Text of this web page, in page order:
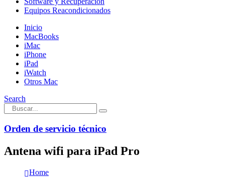
Equipos Reacondicionados
Inicio
MacBooks
iMac
iPhone
iPad
iWatch
Otros Mac
Search
Orden de servicio técnico
Antena wifi para iPad Pro
Home